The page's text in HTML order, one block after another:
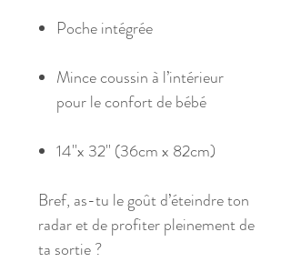
Poche intégrée
Mince coussin à l’intérieur
pour le confort de bébé
14''x 32'' (36cm x 82cm)
Bref, as-tu le goût d’éteindre ton
radar et de profiter pleinement de
ta sortie ?